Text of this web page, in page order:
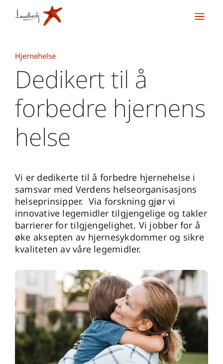
Hjernehelse
Dedikert til å
forbedre hjernens
helse
Vi er dedikerte til å forbedre hjernehelse i
samsvar med Verdens helseorganisasjons
helseprinsipper. Via forskning gjør vi
innovative legemidler tilgjengelige og takler
barrierer for tilgjengelighet. Vi jobber for å
øke aksepten av hjernesykdommer og sikre
kvaliteten av våre legemidler.